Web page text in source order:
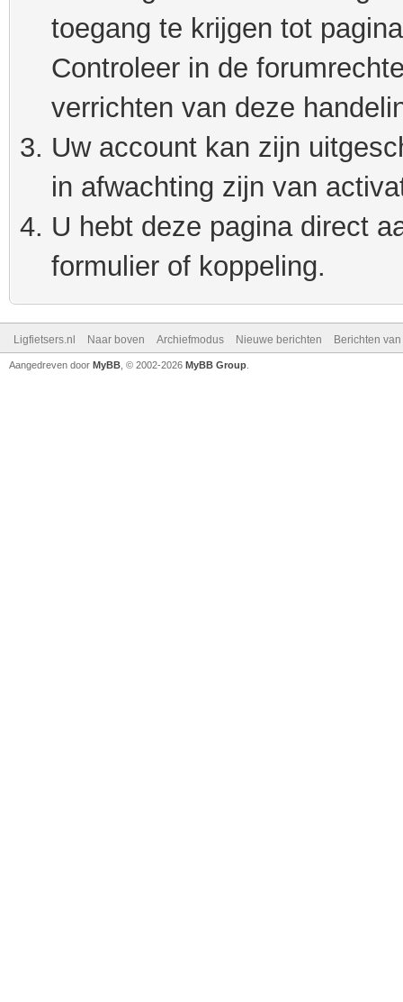
toegang te krijgen tot
Controleer in de
verrichten van deze
Uw account kan zijn
in afwachting zijn van
U hebt deze pagina direct
formulier of koppeling.
Ligfietsers.nl Naar boven Archiefmodus Nieuwe berichten Berichten
Aangedreven door MyBB , © 2002-2026 MyBB Group